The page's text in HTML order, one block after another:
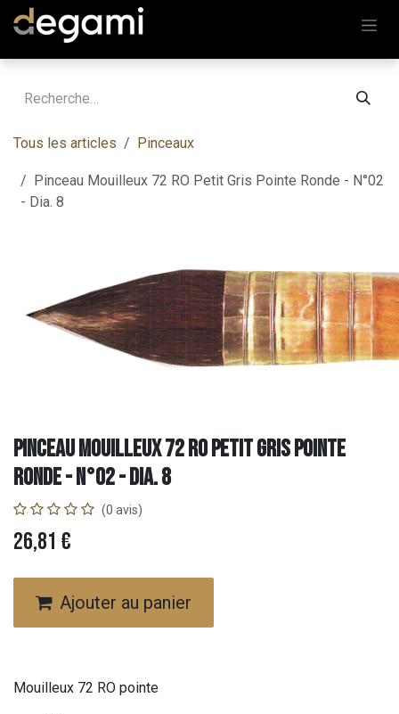
Se rendre au contenu
Tous les articles Pinceaux
Pinceau Mouilleux 72 RO Petit Gris Pointe Ronde - N°02
- Dia. 8
Pinceau Mouilleux 72 RO Petit Gris Pointe
Ronde - N°02 - Dia. 8
(0 avis)
26,81 €
Ajouter au panier
Mouilleux 72 RO pointe